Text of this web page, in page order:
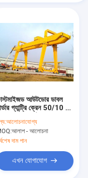
আউটডোর ডাবল
গ্যান্ট্রি ক্রেন 50/10 টন
আলোচনাযোগ্য
আলাপ - আলোচনা
দাম পান
এখন যোগাযোগ